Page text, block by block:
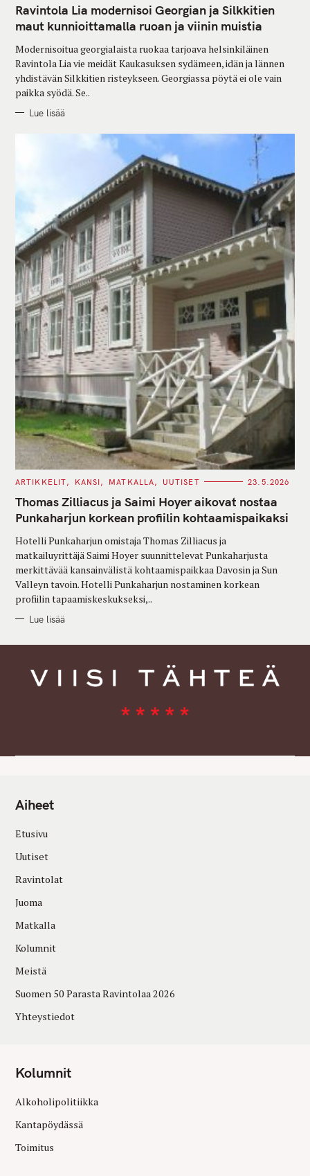
T
E
G
O
I
E
S
Ravintola Lia modernisoi Georgian ja Silkkitien
maut kunnioittamalla ruoan ja viinin muistia
Modernisoitua georgialaista ruokaa tarjoava helsinkiläinen
Ravintola Lia vie meidät Kaukasuksen sydämeen, idän ja lännen
yhdistävän Silkkitien risteykseen. Georgiassa pöytä ei ole vain
paikka syödä. Se..
Lue lisää
C
T
E
G
O
I
E
S
ARTIKKELIT KANSI MATKALLA UUTISET 23.5.2026
Thomas Zilliacus ja Saimi Hoyer aikovat nostaa
Punkaharjun korkean profiilin kohtaamispaikaksi
Hotelli Punkaharjun omistaja Thomas Zilliacus ja
matkailuyrittäjä Saimi Hoyer suunnittelevat Punkaharjusta
merkittävää kansainvälistä kohtaamispaikkaa Davosin ja Sun
Valleyn tavoin. Hotelli Punkaharjun nostaminen korkean
profiilin tapaamiskeskukseksi,..
Lue lisää
Aiheet
Etusivu
Uutiset
Ravintolat
Juoma
Matkalla
Kolumnit
Meistä
Suomen 50 Parasta Ravintolaa 2026
Yhteystiedot
Kolumnit
Alkoholipolitiikka
Kantapöydässä
Toimitus